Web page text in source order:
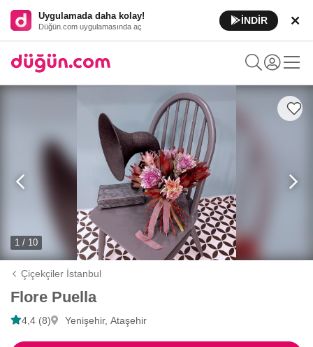
Uygulamada daha kolay!
Düğün.com uygulamasında aç
İNDİR
1 / 10
Çiçekçiler İstanbul
Flore Puella
4,4 (8) Yenişehir, Ataşehir